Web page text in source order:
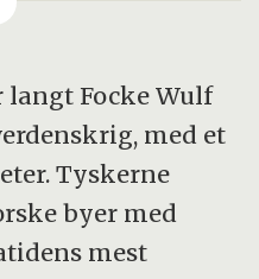
ressurser under
en stor
flere
langt Focke Wulf
med et
Tyskerne
byer med
mest